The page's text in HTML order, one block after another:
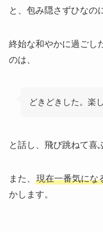
と、包み隠さずひなの
終始な和やかに過ごし
のは、
どきどきした。楽
と話し、飛び跳ねて喜
また、 現在一番気にな
かします。